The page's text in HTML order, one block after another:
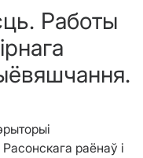
Работы
раёнаў і